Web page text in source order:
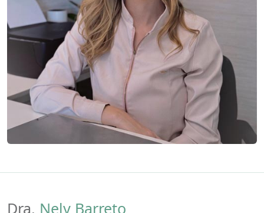
Dra. Nely Barreto